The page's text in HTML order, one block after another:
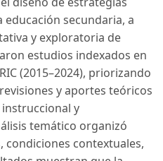
educación secundaria, a
y exploratoria de
estudios indexados en
(2015–2024), priorizando
y aportes teóricos
y
temático organizó
condiciones contextuales,